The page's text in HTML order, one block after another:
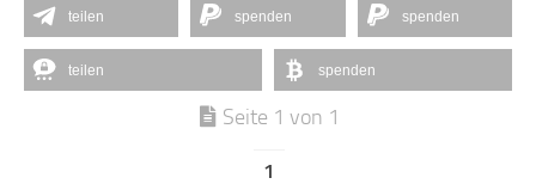
teilen spenden spenden
teilen spenden
Seite 1 von 1
1